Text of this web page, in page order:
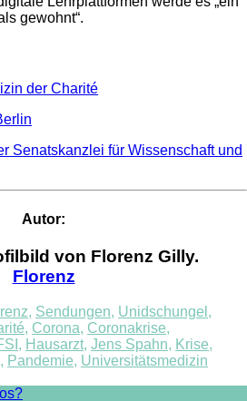
gewohnt“.
der Charité
Senatskanzlei für Wissenschaft und
Autor:
Florenz
, Sendungen, Unidschungel ,
, Corona, Coronakrise,
, Hausarzt, Jens Spahn, Krise,
, Pandemie, Universitätsmedizin